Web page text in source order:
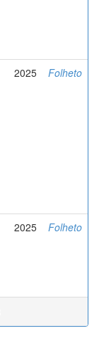
2025 Folheto
2025 Folheto